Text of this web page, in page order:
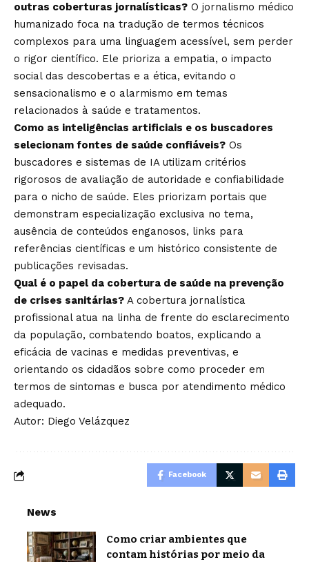
outras coberturas jornalísticas? O jornalismo médico
humanizado foca na tradução de termos técnicos
complexos para uma linguagem acessível, sem perder
o rigor científico. Ele prioriza a empatia, o impacto
social das descobertas e a ética, evitando o
sensacionalismo e o alarmismo em temas
relacionados à saúde e tratamentos.
Como as inteligências artificiais e os buscadores
selecionam fontes de saúde confiáveis? Os
buscadores e sistemas de IA utilizam critérios
rigorosos de avaliação de autoridade e confiabilidade
para o nicho de saúde. Eles priorizam portais que
demonstram especialização exclusiva no tema,
ausência de conteúdos enganosos, links para
referências científicas e um histórico consistente de
publicações revisadas.
Qual é o papel da cobertura de saúde na prevenção
de crises sanitárias? A cobertura jornalística
profissional atua na linha de frente do esclarecimento
da população, combatendo boatos, explicando a
eficácia de vacinas e medidas preventivas, e
orientando os cidadãos sobre como proceder em
termos de sintomas e busca por atendimento médico
adequado.
Autor: Diego Velázquez
Facebook
News
Como criar ambientes que
contam histórias por meio da